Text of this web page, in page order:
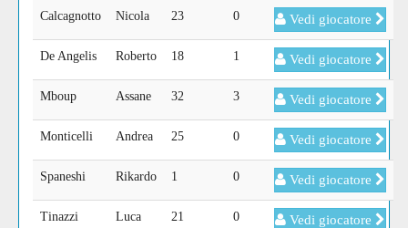
Calcagnotto Nicola 23 0 Vedi giocatore
De Angelis Roberto 18 1 Vedi giocatore
Mboup Assane 32 3 Vedi giocatore
Monticelli Andrea 25 0 Vedi giocatore
Spaneshi Rikardo 1 0 Vedi giocatore
Tinazzi Luca 21 0 Vedi giocatore